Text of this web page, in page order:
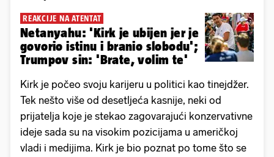
REAKCIJE NA ATENTAT
Netanyahu: 'Kirk je ubijen jer je
govorio istinu i branio slobodu';
Trumpov sin: 'Brate, volim te'
Kirk je počeo svoju karijeru u politici kao tinejdžer.
Tek nešto više od desetljeća kasnije, neki od
prijatelja koje je stekao zagovarajući konzervativne
ideje sada su na visokim pozicijama u američkoj
vladi i medijima. Kirk je bio poznat po tome što se